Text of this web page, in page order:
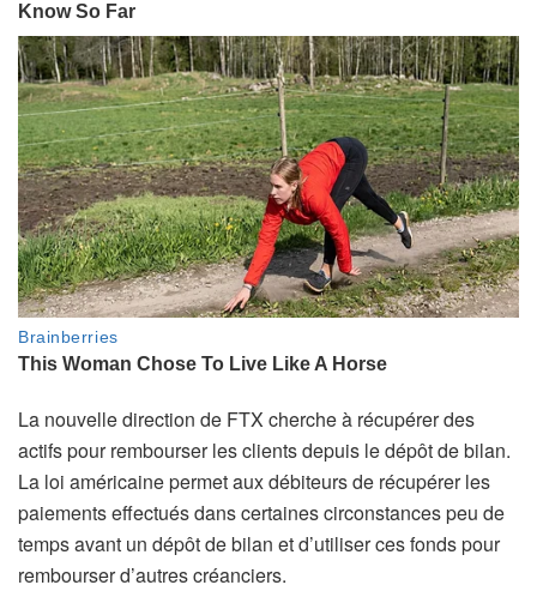
La nouvelle direction de FTX cherche à récupérer des
actifs pour rembourser les clients depuis le dépôt de bilan.
La loi américaine permet aux débiteurs de récupérer les
paiements effectués dans certaines circonstances peu de
temps avant un dépôt de bilan et d’utiliser ces fonds pour
rembourser d’autres créanciers.